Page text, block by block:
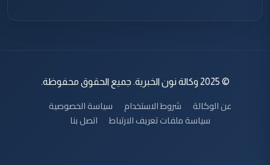
© 2025 وكالة نون الخبرية. جميع الحقوق محفوظة.
عن الوكالة شروط الاستخدام
سياسة الخصوصية
سياسة ملفات تعريف الارتباط
اتصل بنا